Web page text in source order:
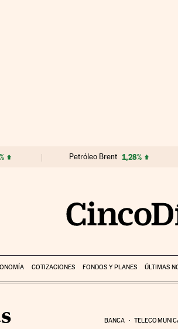
Petróleo Brent 1,28%
COTIZACIONES FONDOS Y PLANES ÚLTIMAS
BANCA